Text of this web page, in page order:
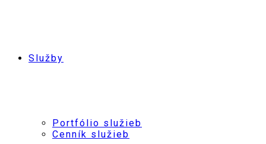
Služby
Portfólio služieb
Cenník služieb